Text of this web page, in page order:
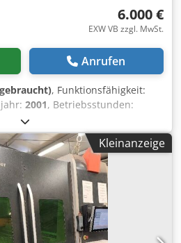
6.000 €
EXW VB zzgl. MwSt.
Anrufen
, Funktionsfähigkeit:
2001, Betriebsstunden:
4.000 W
, Tischbreite:1.500 mm,
, Wir bieten diese einsatzbereite
Baujahr
Modell: Bystar 3015 Baujahr:
Einsatz. Chsdpsyt H Tpsfx Amrea
weitere Informationen
gerne eine Nachricht oder
Kleinanzeige